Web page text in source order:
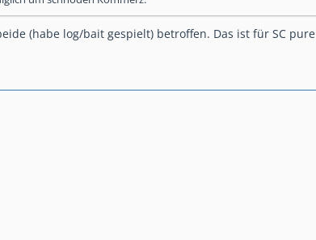
(habe log/bait gespielt) betroffen. Das ist für SC